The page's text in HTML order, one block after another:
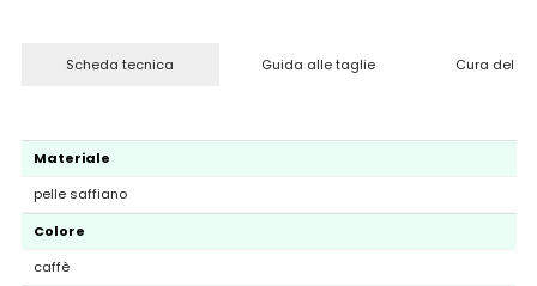
Scheda tecnica Guida alle taglie Cura del
Materiale
pelle saffiano
Colore
caffè